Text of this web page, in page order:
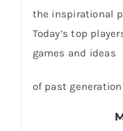
the inspirational
Today’s top
games and ideas
of past